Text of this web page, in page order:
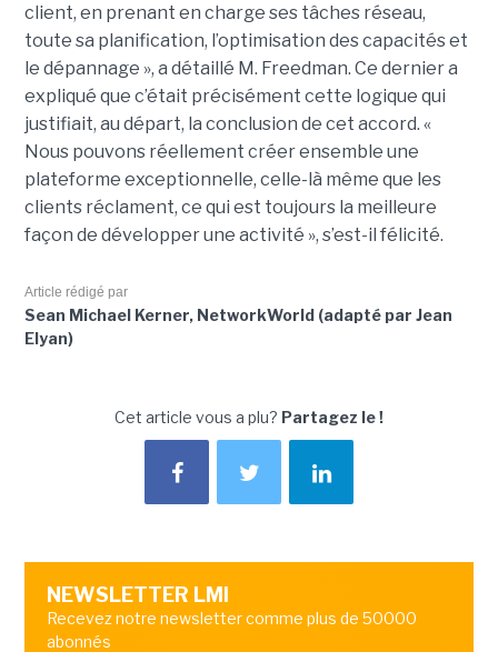
client, en prenant en charge ses tâches réseau,
toute sa planification, l’optimisation des capacités et
le dépannage », a détaillé M. Freedman. Ce dernier a
expliqué que c’était précisément cette logique qui
justifiait, au départ, la conclusion de cet accord. «
Nous pouvons réellement créer ensemble une
plateforme exceptionnelle, celle-là même que les
clients réclament, ce qui est toujours la meilleure
façon de développer une activité », s’est-il félicité.
Article rédigé par
Sean Michael Kerner, NetworkWorld (adapté par Jean
Elyan)
Cet article vous a plu? Partagez le !
NEWSLETTER LMI
Recevez notre newsletter comme plus de 50000
abonnés